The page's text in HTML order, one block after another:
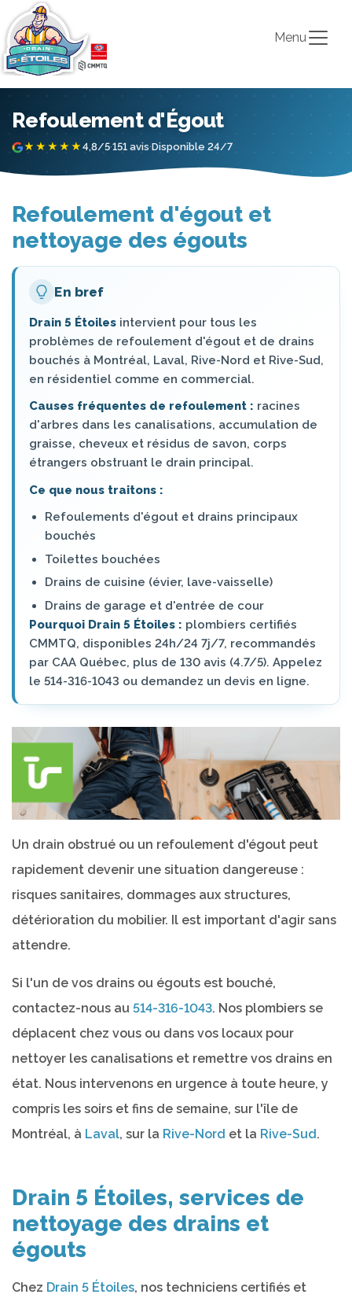
Menu
Refoulement d'Égout
★★★★★ 4,8/5·151 avis·Disponible 24/7
Refoulement d'égout et
nettoyage des égouts
En bref
Drain 5 Étoiles intervient pour tous les
problèmes de refoulement d'égout et de drains
bouchés à Montréal, Laval, Rive-Nord et Rive-Sud,
en résidentiel comme en commercial.
Causes fréquentes de refoulement : racines
d'arbres dans les canalisations, accumulation de
graisse, cheveux et résidus de savon, corps
étrangers obstruant le drain principal.
Ce que nous traitons :
Refoulements d'égout et drains principaux
bouchés
Toilettes bouchées
Drains de cuisine (évier, lave-vaisselle)
Drains de garage et d'entrée de cour
Pourquoi Drain 5 Étoiles : plombiers certifiés
CMMTQ, disponibles 24h/24 7j/7, recommandés
par CAA Québec, plus de 130 avis (4.7/5). Appelez
le 514-316-1043 ou demandez un devis en ligne.
Un drain obstrué ou un refoulement d'égout peut
rapidement devenir une situation dangereuse :
risques sanitaires, dommages aux structures,
détérioration du mobilier. Il est important d'agir sans
attendre.
Si l'un de vos drains ou égouts est bouché,
contactez-nous au 514-316-1043. Nos plombiers se
déplacent chez vous ou dans vos locaux pour
nettoyer les canalisations et remettre vos drains en
état. Nous intervenons en urgence à toute heure, y
compris les soirs et fins de semaine, sur l'île de
Montréal, à Laval, sur la Rive-Nord et la Rive-Sud.
Drain 5 Étoiles, services de
nettoyage des drains et
égouts
Chez Drain 5 Étoiles, nos techniciens certifiés et